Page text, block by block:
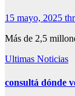
15 mayo, 2025
Más de 2,5
Ultimas Noticias
consultá dónde